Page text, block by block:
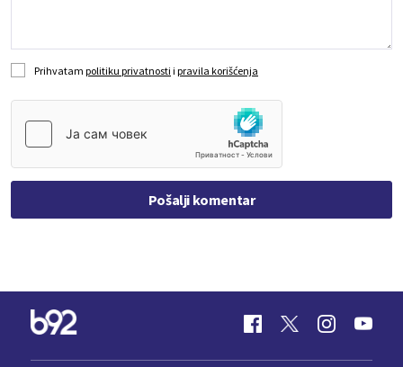
Prihvatam politiku privatnosti i pravila korišćenja
Pošalji komentar